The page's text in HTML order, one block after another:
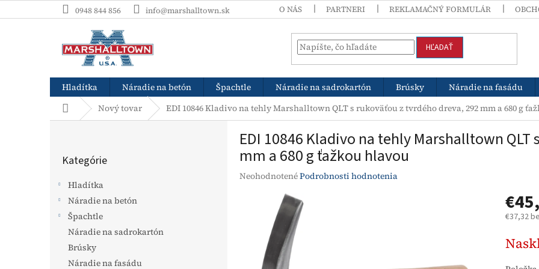
na
0948 844 856 info@marshalltown.sk O NÁS PARTNERI REKLAMAČNÝ FORMULÁR
HĽADAŤ
Hladítka Náradie na betón Špachtle Náradie na sadrokartón Brúsky Náradie na fasádu
DomovNový tovar EDI 10846 Kladivo na tehly Marshalltown QLT s rukoväťou z tvrdého dreva, 292 mm a 680 g
kategórie
Kategórie
Hladítka
Náradie na betón
Špachtle
Náradie na sadrokartón
Brúsky
Náradie na fasádu
EDI 10846 Kladivo na tehly Marshalltown
mm a 680 g ťažkou hlavou
Priemerné
hviezdičiek.
NeohodnotenéPodrobnosti hodnotenia
€37,32
cena: